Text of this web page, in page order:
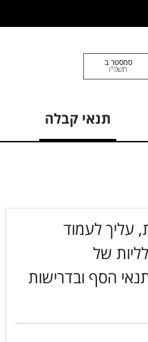
סמסטר ב
תשפ"ו
תנאי קבלה
עליך לעמוד
של
הסף ובדרישות